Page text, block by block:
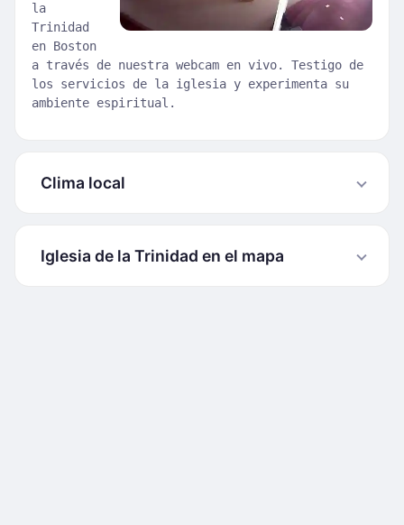
la
Trinidad
en Boston
a través de nuestra webcam en vivo. Testigo de
los servicios de la iglesia y experimenta su
ambiente espiritual.
Clima local
Iglesia de la Trinidad en el mapa